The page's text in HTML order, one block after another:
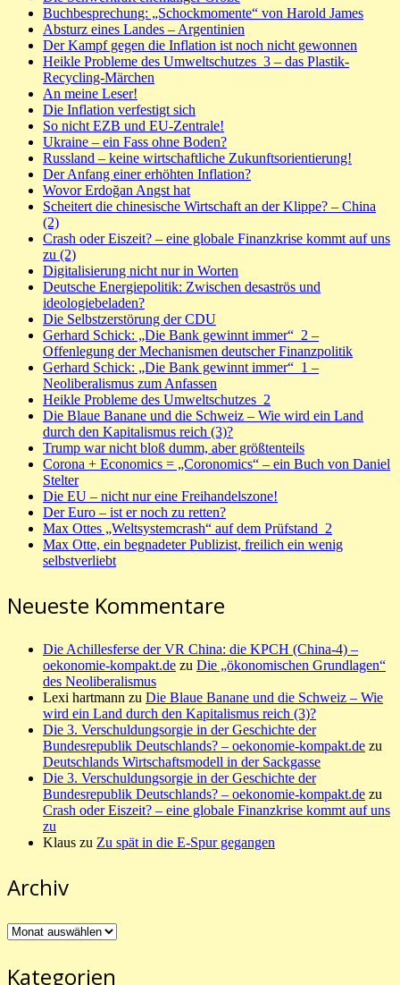
Buchbesprechung: „Schockmomente“ von Harold James
Absturz eines Landes – Argentinien
Der Kampf gegen die Inflation ist noch nicht gewonnen
Heikle Probleme des Umweltschutzes_3 – das Plastik-
Recycling-Märchen
An meine Leser!
Die Inflation verfestigt sich
So nicht EZB und EU-Zentrale!
Ukraine – ein Fass ohne Boden?
Russland – keine wirtschaftliche Zukunftsorientierung!
Der Anfang einer erhöhten Inflation?
Wovor Erdoğan Angst hat
Scheitert die chinesische Wirtschaft an der Klippe? – China
(2)
Crash oder Eiszeit? – eine globale Finanzkrise kommt auf uns
zu (2)
Digitalisierung nicht nur in Worten
Deutsche Energiepolitik: Zwischen desaströs und
ideologiebeladen?
Die Selbstzerstörung der CDU
Gerhard Schick: „Die Bank gewinnt immer“_2 –
Offenlegung der Mechanismen deutscher Finanzpolitik
Gerhard Schick: „Die Bank gewinnt immer“_1 –
Neoliberalismus zum Anfassen
Heikle Probleme des Umweltschutzes_2
Die Blaue Banane und die Schweiz – Wie wird ein Land
durch den Kapitalismus reich (3)?
Trump war nicht bloß dumm, aber größtenteils
Corona + Economics = „Coronomics“ – ein Buch von Daniel
Stelter
Die EU – nicht nur eine Freihandelszone!
Der Euro – ist er noch zu retten?
Max Ottes „Weltsystemcrash“ auf dem Prüfstand_2
Max Otte, ein begnadeter Publizist, freilich ein wenig
selbstverliebt
Neueste Kommentare
Die Achillesferse der VR China: die KPCH (China-4) –
oekonomie-kompakt.de zu Die „ökonomischen Grundlagen“
des Neoliberalismus
Lexi hartmann zu Die Blaue Banane und die Schweiz – Wie
wird ein Land durch den Kapitalismus reich (3)?
Die 3. Verschuldungsorgie in der Geschichte der
Bundesrepublik Deutschlands? – oekonomie-kompakt.de zu
Deutschlands Wirtschaftsmodell in der Sackgasse
Die 3. Verschuldungsorgie in der Geschichte der
Bundesrepublik Deutschlands? – oekonomie-kompakt.de zu
Crash oder Eiszeit? – eine globale Finanzkrise kommt auf uns
zu
Klaus zu Zu spät in die E-Spur gegangen
Archiv
Archiv
Kategorien